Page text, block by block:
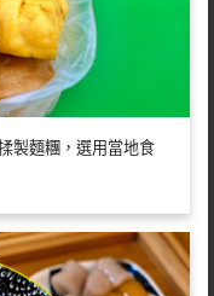
製麵糰，選用當地食